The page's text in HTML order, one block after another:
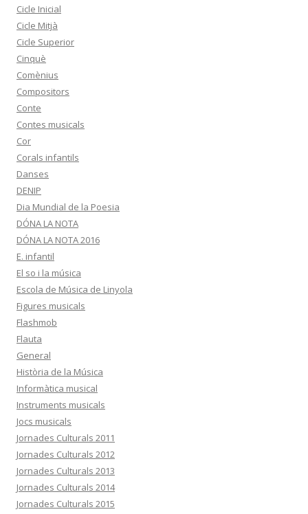
Cicle Inicial
Cicle Mitjà
Cicle Superior
Cinquè
Comènius
Compositors
Conte
Contes musicals
Cor
Corals infantils
Danses
DENIP
Dia Mundial de la Poesia
DÓNA LA NOTA
DÓNA LA NOTA 2016
E. infantil
El so i la música
Escola de Música de Linyola
Figures musicals
Flashmob
Flauta
General
Història de la Música
Informàtica musical
Instruments musicals
Jocs musicals
Jornades Culturals 2011
Jornades Culturals 2012
Jornades Culturals 2013
Jornades Culturals 2014
Jornades Culturals 2015